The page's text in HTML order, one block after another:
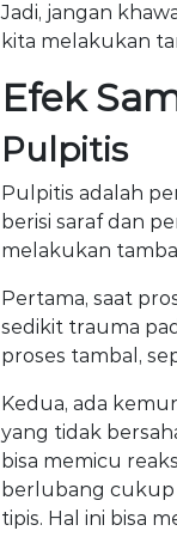
Jadi, jangan
kita melakukan
Efek
Pulpitis
Pulpitis adalah
berisi saraf dan
melakukan
Pertama, saat
sedikit trauma
proses tambal,
Kedua, ada
yang tidak
bisa memicu
berlubang cukup
tipis. Hal ini bisa